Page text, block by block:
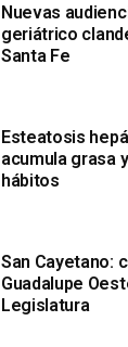
Nuevas
geriátrico
Santa Fe
Esteatosis
acumula grasa
hábitos
San Cayetano:
Guadalupe
Legislatura